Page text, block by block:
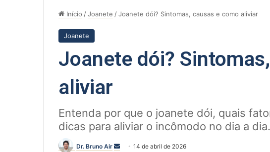
Início /Joanete /Joanete dói? Sintomas, causas e como aliviar
Joanete
Joanete dói?
aliviar
Entenda por que o joanete dói, quais
dicas para aliviar o incômodo no dia a dia.
Dr. Bruno Air
Mande14 de abril de 2026